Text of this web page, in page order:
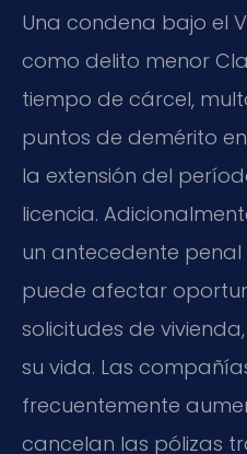
Una condena bajo el
como delito menor
tiempo de cárcel,
puntos de demérito
la extensión del
licencia.
un antecedente
puede afectar
solicitudes de
su vida. Las
frecuentemente
cancelan las pólizas